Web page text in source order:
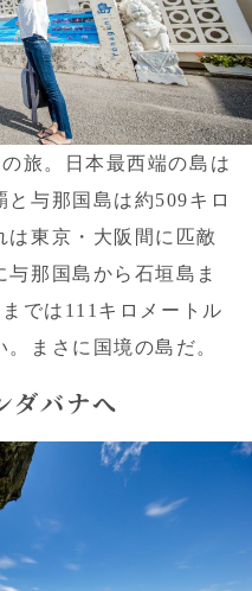
旅。日本最西端の島は
与那国島は約509キロ
は東京・大阪間に匹敵
那国島から石垣島ま
では111キロメートル
まさに国境の島だ。
ダバナへ